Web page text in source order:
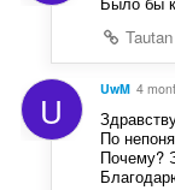
Tautan
U UwM 4
По
Почему?